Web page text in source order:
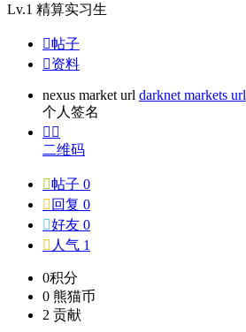
Lv.1 精算实习生
帖子
资料
nexus market url darknet markets url
个人签名
 
二维码
帖子 0
 回复 0
好友 0
 人气 1
0积分
0 熊猫币
2 贡献